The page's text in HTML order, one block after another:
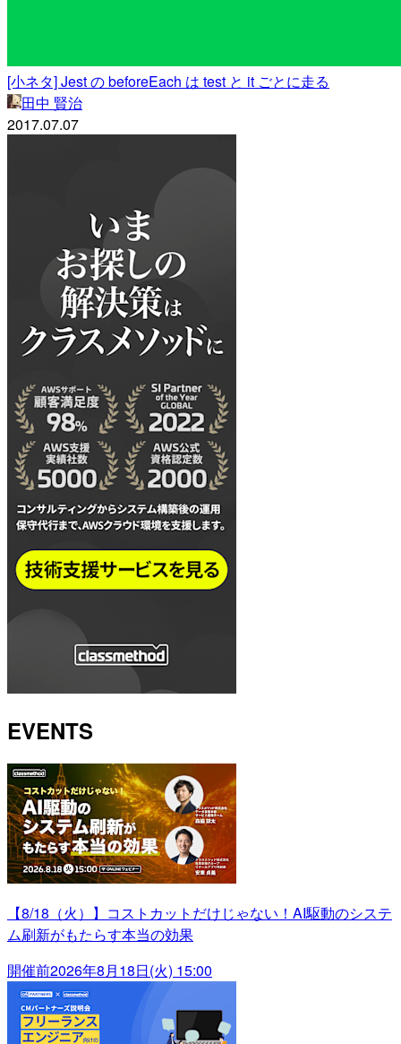
[小ネタ] Jest の beforeEach は test と it ごとに走る
田中 賢治
2017.07.07
EVENTS
【8/18（火）】コストカットだけじゃない！AI駆動のシステ
ム刷新がもたらす本当の効果
開催前2026年8月18日(火) 15:00